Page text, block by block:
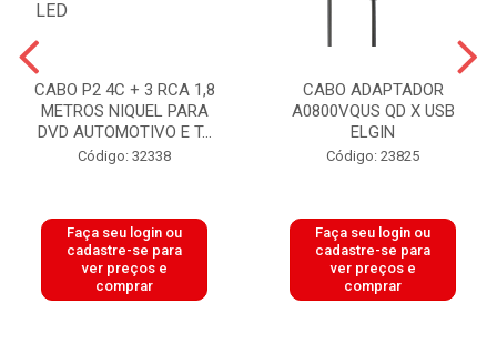
CABO P2 4C + 3 RCA 1,8
METROS NIQUEL PARA
DVD AUTOMOTIVO E T...
Código: 32338
Faça seu login ou
cadastre-se para
ver preços e
comprar
CABO ADAPTADOR
A0800VQUS QD X USB
ELGIN
Código: 23825
Faça seu login ou
cadastre-se para
ver preços e
comprar